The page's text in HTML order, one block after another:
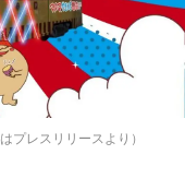
プレスリリースより）